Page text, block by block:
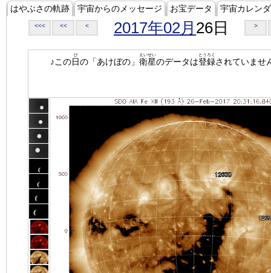
はやぶさの軌跡 宇宙からのメッセージ お宝データ 宇宙カレン
<<< << < 2017年02月 26日 >
♪この日
ひ
の「あけぼの」 衛星
えいせい
のデータは登録
とうろく
されていませ